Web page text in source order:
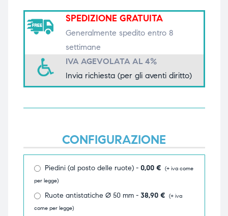
SPEDIZIONE GRATUITA
Generalmente spedito entro 8
settimane
IVA AGEVOLATA AL 4%
Invia richiesta (per gli aventi diritto)
CONFIGURAZIONE
Piedini (al posto delle ruote) - 0,00 € (+ iva come
per legge)
Ruote antistatiche Ø 50 mm - 38,90 € (+ iva
come per legge)